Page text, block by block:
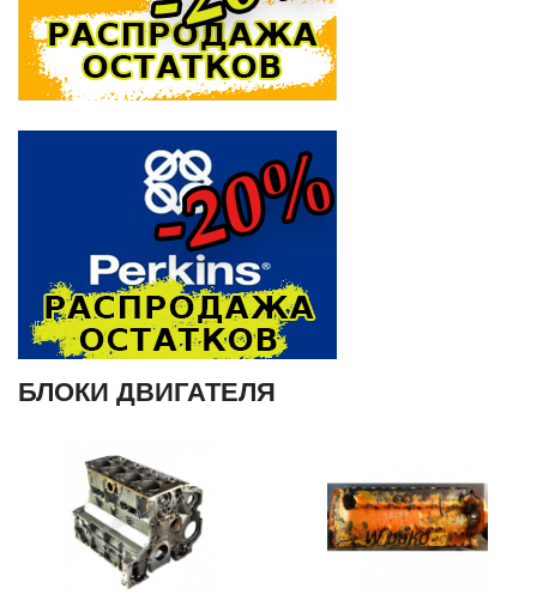
БЛОКИ ДВИГАТЕЛЯ